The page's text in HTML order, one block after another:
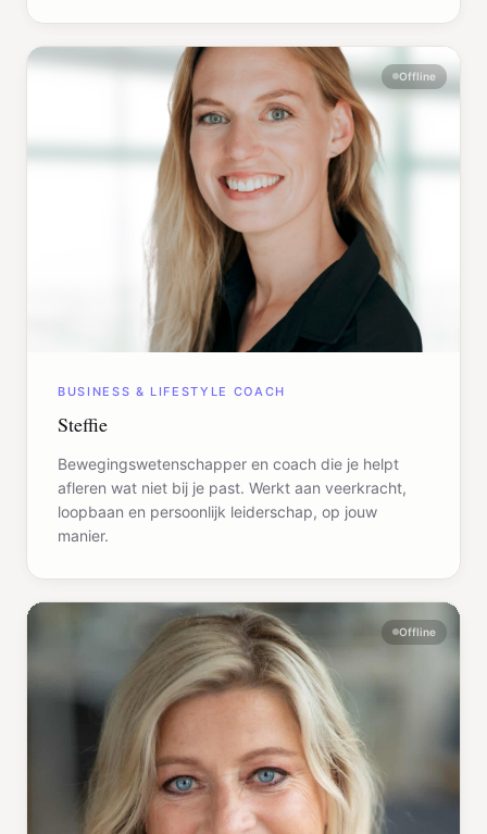
Offline
BUSINESS & LIFESTYLE COACH
Steffie
Bewegingswetenschapper en coach die je helpt
afleren wat niet bij je past. Werkt aan veerkracht,
loopbaan en persoonlijk leiderschap, op jouw
manier.
Offline